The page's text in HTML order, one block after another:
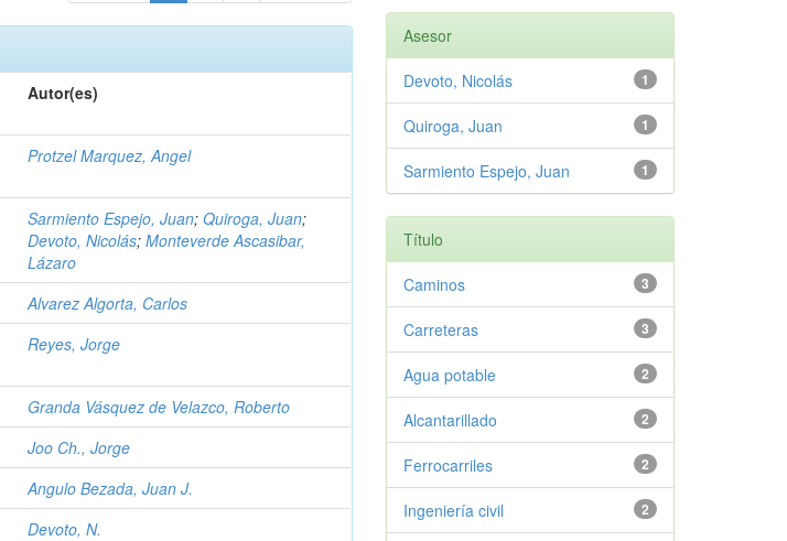
Autor(es)
Protzel Marquez, Angel
Sarmiento Espejo, Juan;Quiroga, Juan;
Devoto, Nicolás;Monteverde Ascasibar,
Lázaro
Alvarez Algorta, Carlos
Reyes, Jorge
Granda Vásquez de Velazco, Roberto
Joo Ch., Jorge
Angulo Bezada, Juan J.
Devoto, N.
Asesor
1
Devoto, Nicolás
1
Quiroga, Juan
1
Sarmiento Espejo, Juan
Título
3
Caminos
3
Carreteras
2
Agua potable
2
Alcantarillado
2
Ferrocarriles
2
Ingeniería civil